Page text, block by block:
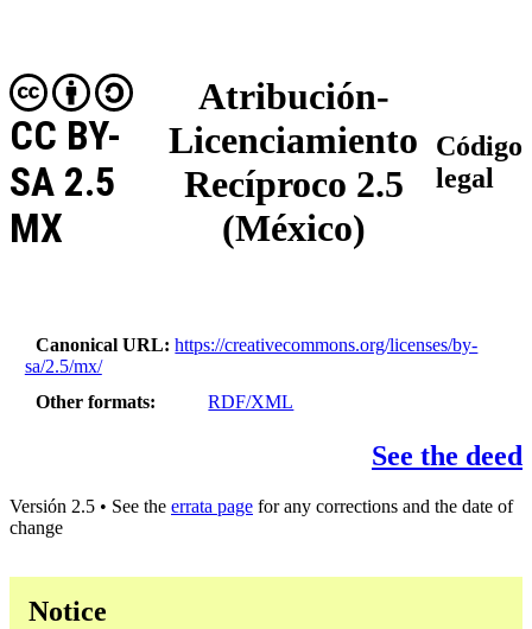
Atribución-
Licenciamiento
Recíproco 2.5
(México)
CC BY-
SA 2.5
MX
Código
legal
Canonical URL
https://creativecommons.org/licenses/by-
sa/2.5/mx/
Other formats
RDF/XML
See the deed
Versión 2.5 • See the errata page for any corrections and the date of
change
Notice